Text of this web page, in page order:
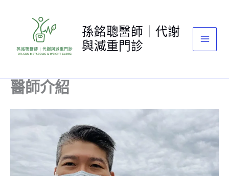
孫銘聰醫師｜代謝
與減重門診
醫師介紹